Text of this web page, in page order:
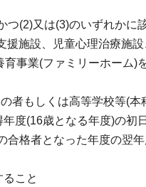
つ(2)又は(3)のいずれかに
施設、児童心理治療施
事業(ファミリーホーム)
者もしくは高等学校等(
度(16歳となる年度)の初
合格者となった年度の翌
こと